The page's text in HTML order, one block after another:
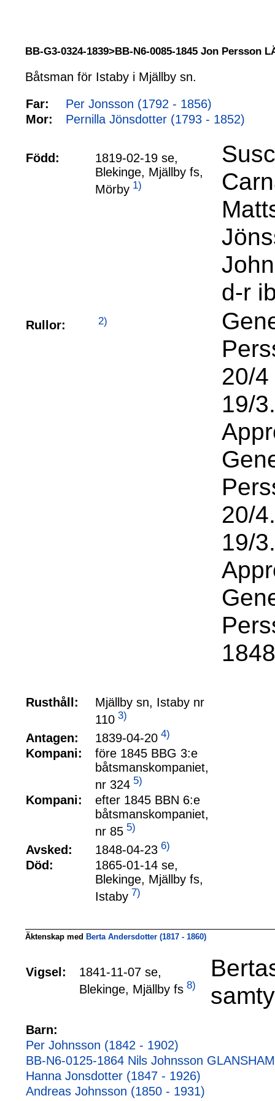
BB-G3-0324-1839>BB-N6-0085-1845 Jon Persson
Båtsman för Istaby i Mjällby sn.
Far:
Per Jonsson (1792 - 1856)
Mor:
Pernilla Jönsdotter (1793 - 1852)
Född:
1819-02-19 se,
Blekinge, Mjällby fs,
Mörby 1)
d-r
Rullor: 2)
20/
19/
20/
19/
Rusthåll:
Mjällby sn, Istaby nr
110 3)
Antagen: 1839-04-20 4)
Kompani:
före 1845 BBG 3:e
båtsmanskompaniet,
nr 324 5)
Kompani:
efter 1845 BBN 6:e
båtsmanskompaniet,
nr 85 5)
Avsked: 1848-04-23 6)
Död:
1865-01-14 se,
Blekinge, Mjällby fs,
Istaby 7)
Äktenskap med Berta Andersdotter (1817 - 1860)
Vigsel:
1841-11-07 se,
Blekinge, Mjällby fs 8)
Barn:
Per Johnsson (1842 - 1902)
BB-N6-0125-1864 Nils Johnsson
Hanna Jonsdotter (1847 - 1926)
Andreas Johnsson (1850 - 1931)